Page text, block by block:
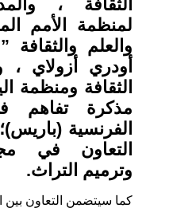
الثقافة ،
لمنظمة الأمم
والعلم والثقافة
أودري أزولاي
الثقافة ومنظمة
مذكرة تفاهم
الفرنسية
التعاون في
وترميم التراث.
كما سيتضمن التعاون بين